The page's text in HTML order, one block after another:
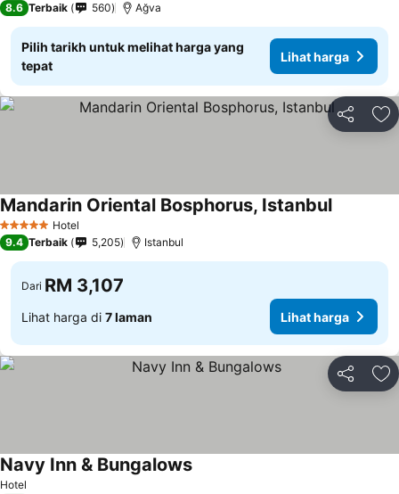
8.6 Terbaik 560 Ağva
Pilih tarikh untuk melihat harga yang
tepat
Lihat harga
Kongsi
5 Bintang Hotel
Mandarin Oriental Bosphorus, Istanbul
9.4 Terbaik 5,205 Istanbul
Dari RM 3,107
Lihat harga di 7 laman Lihat harga
Kongsi
Hotel
Navy Inn & Bungalows